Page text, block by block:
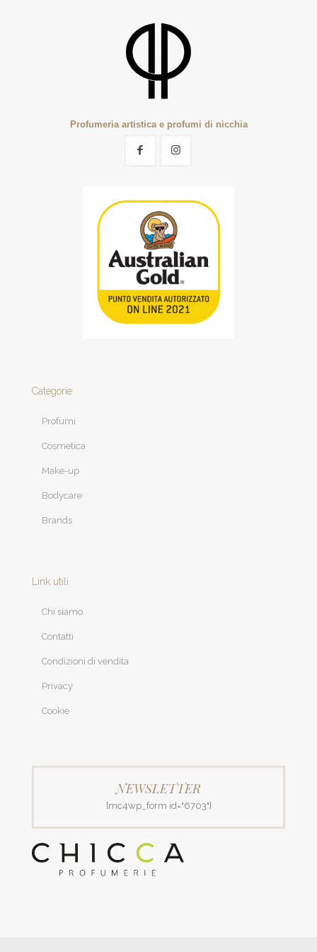
Profumeria artistica e profumi di nicchia
Categorie
Profumi
Cosmetica
Make-up
Bodycare
Brands
Link utili
Chi siamo
Contatti
Condizioni di vendita
Privacy
Cookie
NEWSLETTER
[mc4wp_form id="6703"]